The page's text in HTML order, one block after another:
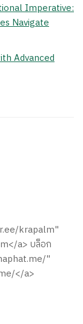
Imperative:
Navigate
Advanced
krapalm"
a> บล็อก
"
</a>